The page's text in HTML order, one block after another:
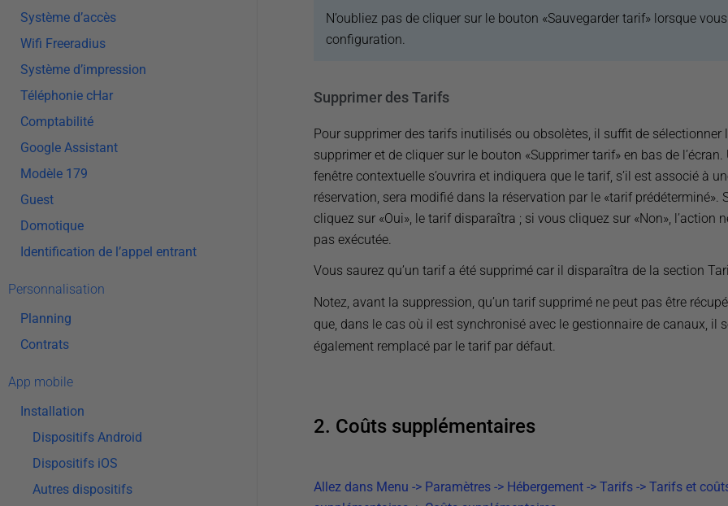
Système d’accès
Wifi Freeradius
Système d’impression
Téléphonie cHar
Comptabilité
Google Assistant
Modèle 179
Guest
Domotique
Identification de l’appel entrant
Personnalisation
Planning
Contrats
App mobile
Installation
Dispositifs Android
Dispositifs iOS
Autres dispositifs
N’oubliez pas de cliquer sur le bouton «Sauvegarder tarif» lorsque
configuration.
Supprimer des Tarifs
Pour supprimer des tarifs inutilisés ou obsolètes, il suffit de sélectionner
supprimer et de cliquer sur le bouton «Supprimer tarif» en bas de l’écran.
fenêtre contextuelle s’ouvrira et indiquera que le tarif, s’il est associé à
réservation, sera modifié dans la réservation par le «tarif prédéterminé».
cliquez sur «Oui», le tarif disparaîtra ; si vous cliquez sur «Non», l’action
pas exécutée.
Vous saurez qu’un tarif a été supprimé car il disparaîtra de la section
Notez, avant la suppression, qu’un tarif supprimé ne peut pas être
que, dans le cas où il est synchronisé avec le gestionnaire de canaux, il
également remplacé par le tarif par défaut.
2. Coûts supplémentaires
Allez dans Menu -> Paramètres -> Hébergement -> Tarifs -> Tarifs et